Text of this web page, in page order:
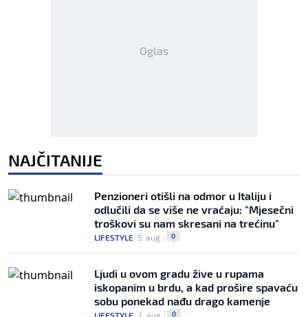
Oglas
NAJČITANIJE
Penzioneri otišli na odmor u Italiju i
odlučili da se više ne vraćaju: "Mjesečni
troškovi su nam skresani na trećinu"
LIFESTYLE| 5. aug. | 0
Ljudi u ovom gradu žive u rupama
iskopanim u brdu, a kad prošire spavaću
sobu ponekad nađu drago kamenje
LIFESTYLE| 2. aug. | 0